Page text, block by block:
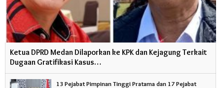
Ketua DPRD Medan Dilaporkan ke KPK dan Kejagung Terkait
Dugaan Gratifikasi Kasus…
13 Pejabat Pimpinan Tinggi Pratama dan 17 Pejabat